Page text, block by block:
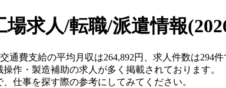
求人/転職/派遣情報
費支給の平均月収は264,892円、求人件数は294
作・製造補助の求人が多く掲載されております。
仕事を探す際の参考にしてみてください。